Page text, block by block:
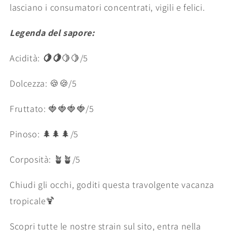
lasciano i consumatori concentrati, vigili e felici.
Legenda del sapore:
Acidità: 🍋🍋🍋🍋/5
Dolcezza: 🍪🍪/5
Fruttato: 🍓🍓🍓🍓/5
Pinoso: 🌲🌲🌲/5
Corposità: 🪴🪴/5
Chiudi gli occhi, goditi questa travolgente vacanza
tropicale🍹
Scopri tutte le nostre strain sul sito, entra nella